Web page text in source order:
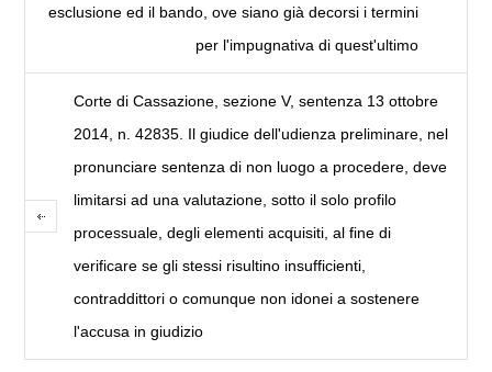
esclusione ed il bando, ove siano già decorsi i termini
per l'impugnativa di quest'ultimo
Corte di Cassazione, sezione V, sentenza 13 ottobre
2014, n. 42835. Il giudice dell'udienza preliminare, nel
pronunciare sentenza di non luogo a procedere, deve
limitarsi ad una valutazione, sotto il solo profilo
processuale, degli elementi acquisiti, al fine di
verificare se gli stessi risultino insufficienti,
contraddittori o comunque non idonei a sostenere
l'accusa in giudizio